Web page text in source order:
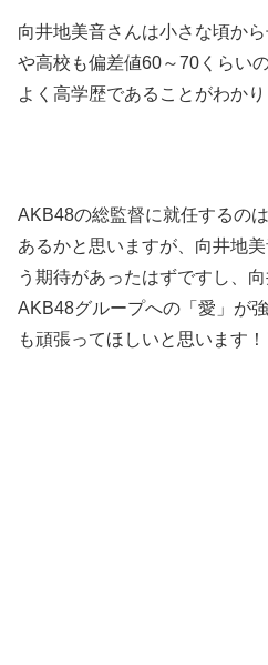
向井地美音さんは小さな頃か
や高校も偏差値60～70くらい
よく高学歴であることがわかり
AKB48の総監督に就任するの
あるかと思いますが、 向井地
う期待があったはずですし、
AKB48グループへの「愛」が
も頑張ってほしいと思います！